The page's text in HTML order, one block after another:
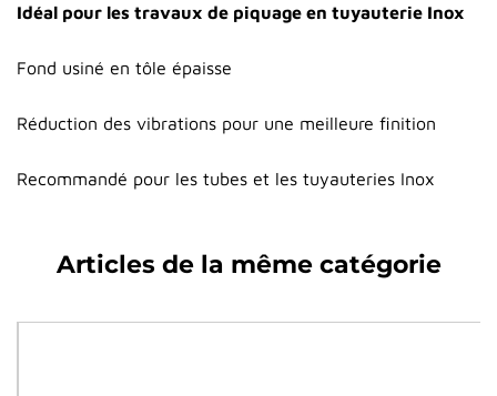
Idéal pour les travaux de piquage en tuyauterie Inox
Fond usiné en tôle épaisse
Réduction des vibrations pour une meilleure finition
Recommandé pour les tubes et les tuyauteries Inox
Articles de la même catégorie